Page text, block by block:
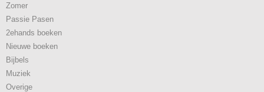
Zomer
Passie Pasen
2ehands boeken
Nieuwe boeken
Bijbels
Muziek
Overige